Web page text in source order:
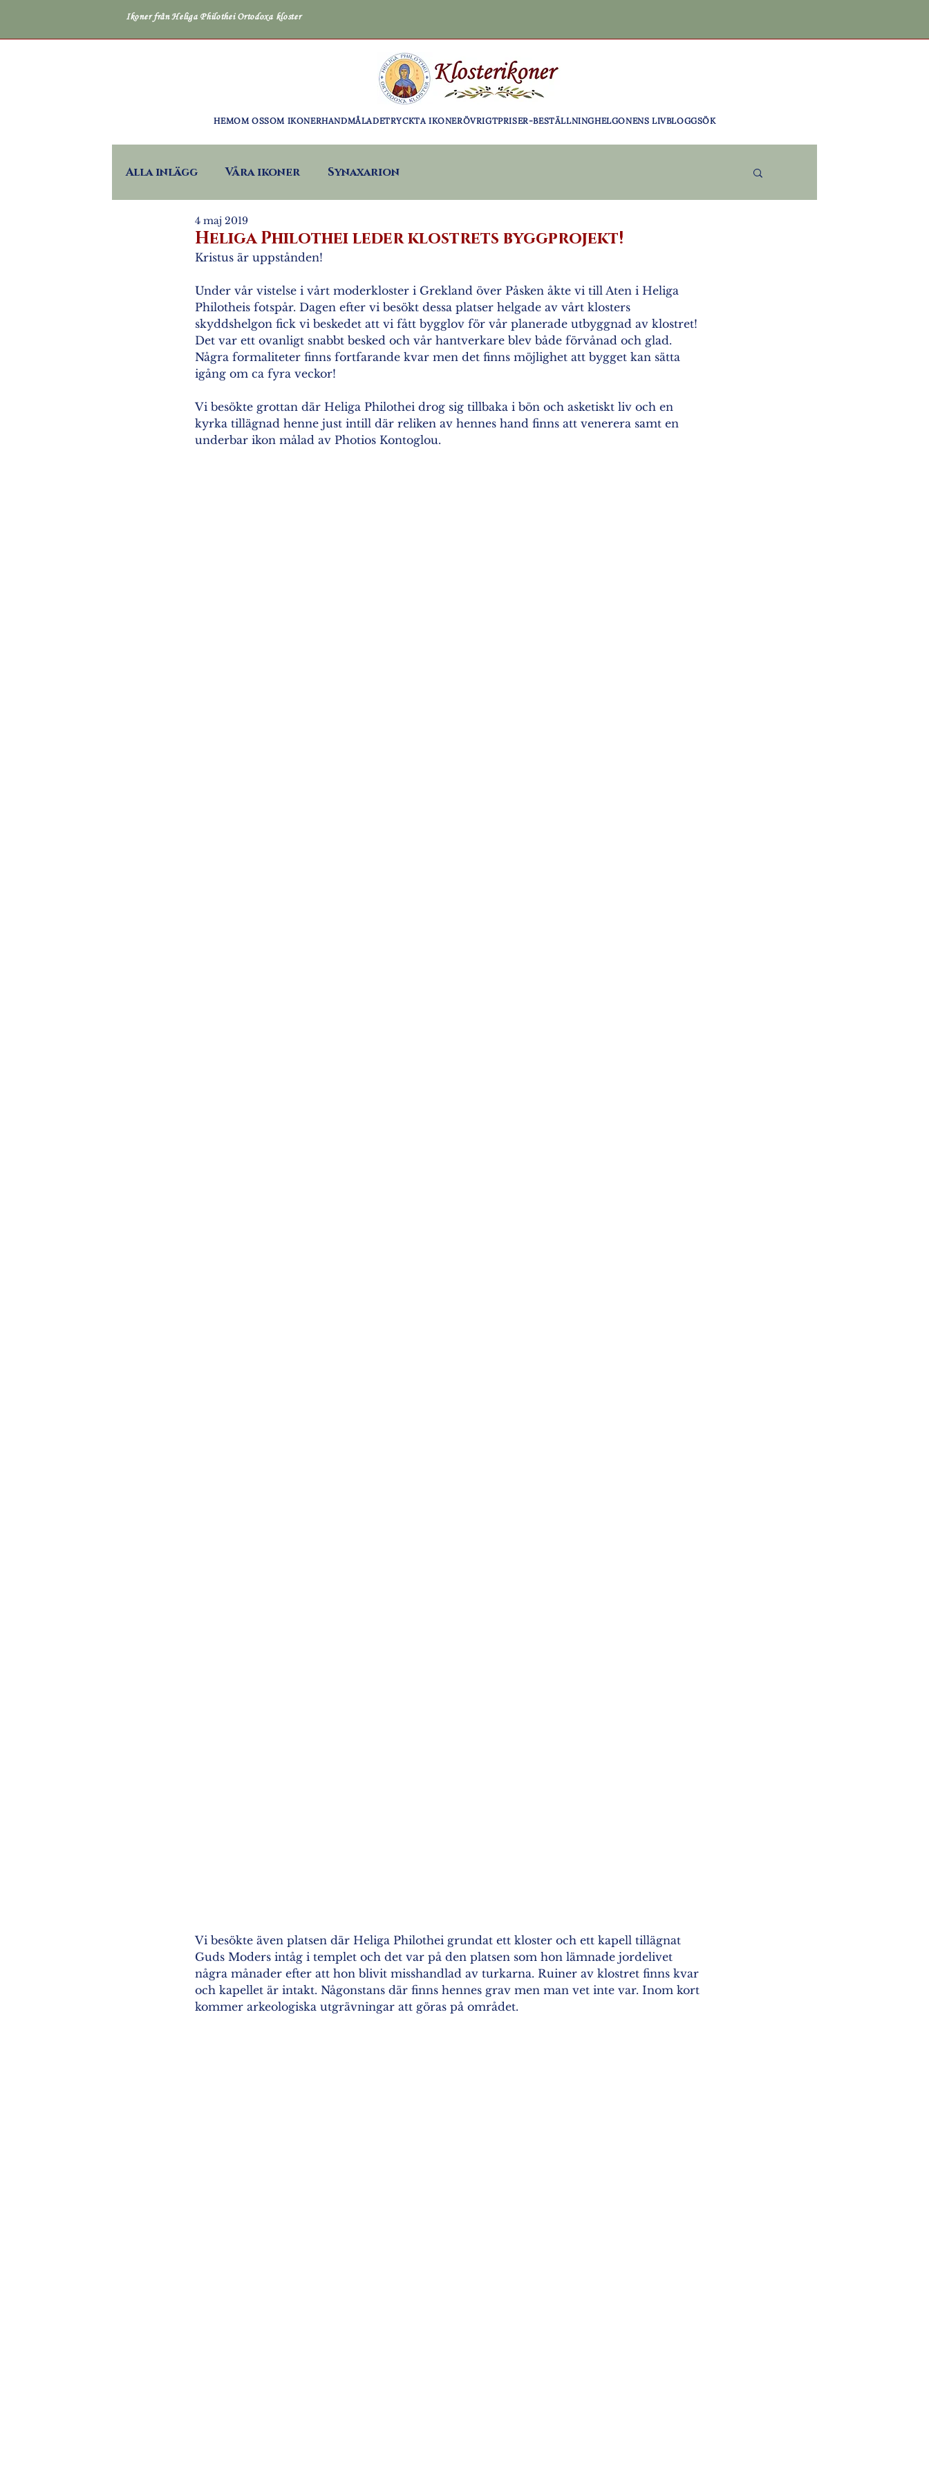
Ikoner från Heliga Philothei Ortodoxa kloster
HEMOM OSSOM IKONERHANDMÅLADETRYCKTA IKONERÖVRIGTPRISER-BESTÄLLNINGHELGONENS LIVBLOGGSÖK
Alla inlägg Våra ikoner Synaxarion
Heliga Philothei leder klostrets byggprojekt!
4 maj 2019
Kristus är uppstånden!
Under vår vistelse i vårt moderkloster i Grekland över Påsken åkte vi till Aten i Heliga
Philotheis fotspår. Dagen efter vi besökt dessa platser helgade av vårt klosters
skyddshelgon fick vi beskedet att vi fått bygglov för vår planerade utbyggnad av klostret!
Det var ett ovanligt snabbt besked och vår hantverkare blev både förvånad och glad.
Några formaliteter finns fortfarande kvar men det finns möjlighet att bygget kan sätta
igång om ca fyra veckor!
Vi besökte grottan där Heliga Philothei drog sig tillbaka i bön och asketiskt liv och en
kyrka tillägnad henne just intill där reliken av hennes hand finns att venerera samt en
underbar ikon målad av Photios Kontoglou.
Vi besökte även platsen där Heliga Philothei grundat ett kloster och ett kapell tillägnat
Guds Moders intåg i templet och det var på den platsen som hon lämnade jordelivet
några månader efter att hon blivit misshandlad av turkarna. Ruiner av klostret finns kvar
och kapellet är intakt. Någonstans där finns hennes grav men man vet inte var. Inom kort
kommer arkeologiska utgrävningar att göras på området.